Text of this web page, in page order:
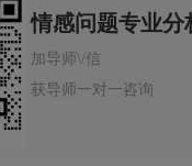
情感问题专业分
加导师\/信
获导师一对一咨询